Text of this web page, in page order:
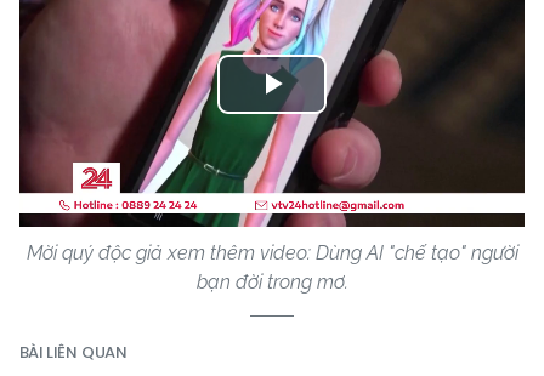
Play
Video
Mời quý độc giả xem thêm video: Dùng AI "chế tạo" người
bạn đời trong mơ.
BÀI LIÊN QUAN